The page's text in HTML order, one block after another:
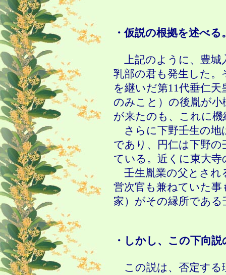
・仮説の根拠を述べる
上記のように、豊城
乳部の君も発生した。
を継いだ第11代垂仁天
のみこと）の後胤が
が来たのも、これに
さらに下野壬生の地
であり、円仁は下野
ている。近くに東大
壬生胤業の父とされ
営次官も兼ねていた事
家）がその縁所であ
・しかし、この下向
この説は、否定する